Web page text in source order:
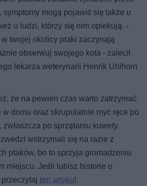
mogą pojawić się także u
u ludzi, którzy się nim opiekują. -
twojej okolicy ptaki zaczynają
obserwuj swojego kota - zalecił
lekarza weterynarii Henrik Uhlhorn
że na pewien czas warto zatrzymać
domu oraz skrupulatnie myć ręce po
po sprzątaniu kuwety.
wstrzymali się na razie z
ptaków, bo to sprzyja gromadzeniu
miejscu. Jeśli lubisz historie o
przeczytajten artykuł.